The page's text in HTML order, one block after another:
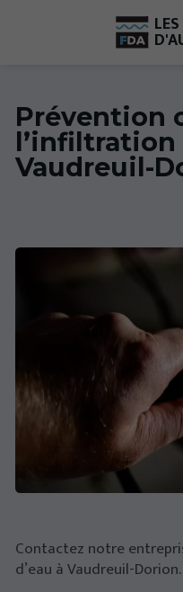
LES
Prévention
l’infiltration
Vaudreuil-
Contactez notre
d’eau à Vaudreuil-Dorion.